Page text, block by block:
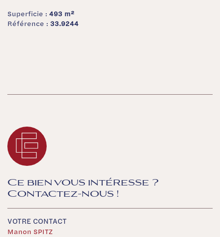
Superficie : 493 m²
Référence : 33.9244
Ce bien vous intéresse ?
Contactez-nous !
VOTRE CONTACT
Manon SPITZ